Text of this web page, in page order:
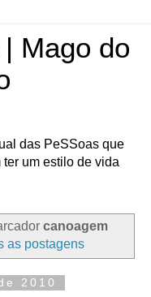
Mago do
das PeSSoas que
um estilo de vida
canoagem
as postagens
2010